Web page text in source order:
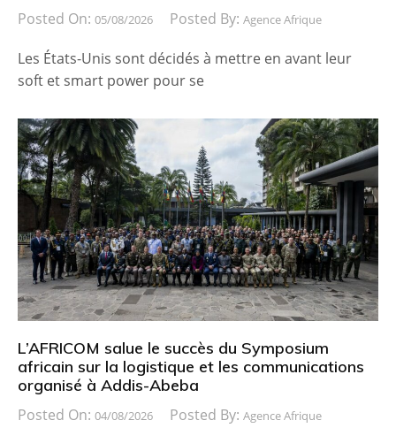
Posted On: 05/08/2026 Posted By: Agence Afrique
Les États-Unis sont décidés à mettre en avant leur
soft et smart power pour se
L’AFRICOM salue le succès du Symposium
africain sur la logistique et les communications
organisé à Addis-Abeba
Posted On: 04/08/2026 Posted By: Agence Afrique